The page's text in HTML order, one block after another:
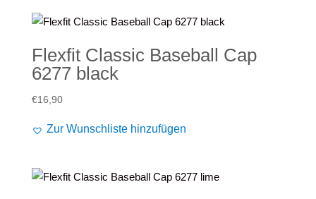
Flexfit Classic Baseball Cap
6277 black
€16,90
Zur Wunschliste hinzufügen